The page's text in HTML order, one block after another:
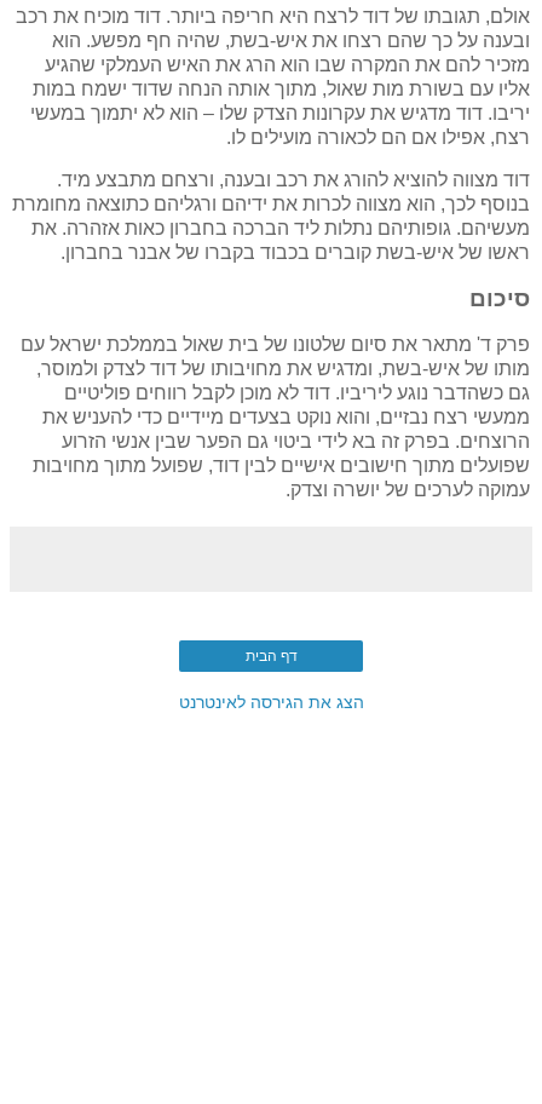
אולם, תגובתו של דוד לרצח היא חריפה ביותר. דוד מוכיח את רכב
ובענה על כך שהם רצחו את איש-בשת, שהיה חף מפשע. הוא
מזכיר להם את המקרה שבו הוא הרג את האיש העמלקי שהגיע
אליו עם בשורת מות שאול, מתוך אותה הנחה שדוד ישמח במות
יריבו. דוד מדגיש את עקרונות הצדק שלו – הוא לא יתמוך במעשי
רצח, אפילו אם הם לכאורה מועילים לו.
דוד מצווה להוציא להורג את רכב ובענה, ורצחם מתבצע מיד.
בנוסף לכך, הוא מצווה לכרות את ידיהם ורגליהם כתוצאה מחומרת
מעשיהם. גופותיהם נתלות ליד הברכה בחברון כאות אזהרה. את
ראשו של איש-בשת קוברים בכבוד בקברו של אבנר בחברון.
סיכום
פרק ד' מתאר את סיום שלטונו של בית שאול בממלכת ישראל עם
מותו של איש-בשת, ומדגיש את מחויבותו של דוד לצדק ולמוסר,
גם כשהדבר נוגע ליריביו. דוד לא מוכן לקבל רווחים פוליטיים
ממעשי רצח נבזיים, והוא נוקט בצעדים מיידיים כדי להעניש את
הרוצחים. בפרק זה בא לידי ביטוי גם הפער שבין אנשי הזרוע
שפועלים מתוך חישובים אישיים לבין דוד, שפועל מתוך מחויבות
עמוקה לערכים של יושרה וצדק.
דף הבית
הצג את הגירסה לאינטרנט